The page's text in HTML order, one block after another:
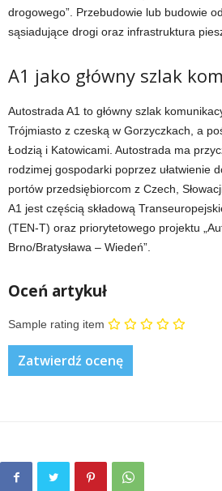
drogowego”. Przebudowie lub budowie
sąsiadujące drogi oraz infrastruktura
A1 jako główny szlak
Autostrada A1 to główny szlak
Trójmiasto z czeską w Gorzyczkach, a
Łodzią i Katowicami. Autostrada ma
rodzimej gospodarki poprzez ułatwienie
portów przedsiębiorcom z Czech,
A1 jest częścią składową
(TEN-T) oraz priorytetowego projektu
Brno/Bratysława – Wiedeń”.
Oceń artykuł
Sample rating item